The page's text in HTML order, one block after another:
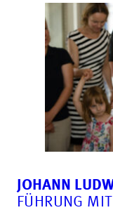
JOHANN
FÜHRUNG